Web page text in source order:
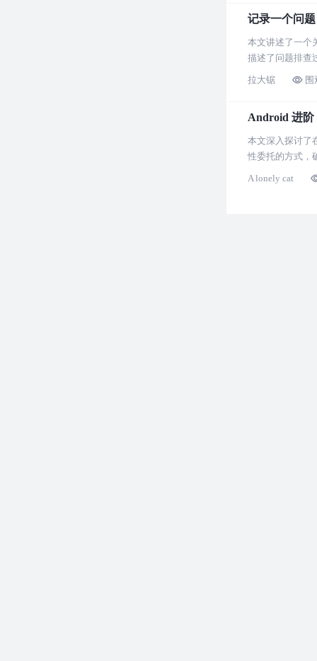
记录一个问
本文讲述了一个
描述了问题排查
拉大锯 围
Android 进阶
本文深入探讨了
性委托的方式，
A lonely cat